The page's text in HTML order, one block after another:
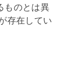
ものとは異
存在してい